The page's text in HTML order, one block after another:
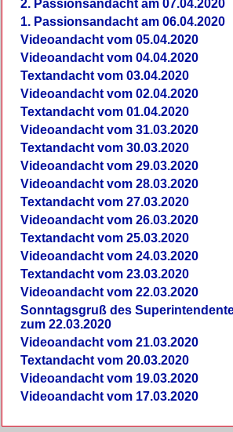
2. Passionsandacht am 07.04.2020
1. Passionsandacht am 06.04.2020
Videoandacht vom 05.04.2020
Videoandacht vom 04.04.2020
Textandacht vom 03.04.2020
Videoandacht vom 02.04.2020
Textandacht vom 01.04.2020
Videoandacht vom 31.03.2020
Textandacht vom 30.03.2020
Videoandacht vom 29.03.2020
Videoandacht vom 28.03.2020
Textandacht vom 27.03.2020
Videoandacht vom 26.03.2020
Textandacht vom 25.03.2020
Videoandacht vom 24.03.2020
Textandacht vom 23.03.2020
Videoandacht vom 22.03.2020
Sonntagsgruß des
zum 22.03.2020
Videoandacht vom 21.03.2020
Textandacht vom 20.03.2020
Videoandacht vom 19.03.2020
Videoandacht vom 17.03.2020